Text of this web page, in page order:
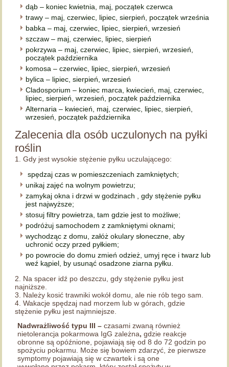
dąb – koniec kwietnia, maj, początek czerwca
trawy – maj, czerwiec, lipiec, sierpień, początek września
babka – maj, czerwiec, lipiec, sierpień, wrzesień
szczaw – maj, czerwiec, lipiec, sierpień
pokrzywa – maj, czerwiec, lipiec, sierpień, wrzesień,
początek października
komosa – czerwiec, lipiec, sierpień, wrzesień
bylica – lipiec, sierpień, wrzesień
Cladosporium – koniec marca, kwiecień, maj, czerwiec,
lipiec, sierpień, wrzesień, początek października
Alternaria – kwiecień, maj, czerwiec, lipiec, sierpień,
wrzesień, początek października
Zalecenia dla osób uczulonych na pyłki
roślin
1. Gdy jest wysokie stężenie pyłku uczulającego:
spędzaj czas w pomieszczeniach zamkniętych;
unikaj zajęć na wolnym powietrzu;
zamykaj okna i drzwi w godzinach , gdy stężenie pyłku
jest najwyższe;
stosuj filtry powietrza, tam gdzie jest to możliwe;
podróżuj samochodem z zamkniętymi oknami;
wychodząc z domu, załóż okulary słoneczne, aby
uchronić oczy przed pyłkiem;
po powrocie do domu zmień odzież, umyj ręce i twarz lub
weź kąpiel, by usunąć osadzone ziarna pyłku.
2. Na spacer idź po deszczu, gdy stężenie pyłku jest
najniższe.
3. Należy kosić trawniki wokół domu, ale nie rób tego sam.
4. Wakacje spędzaj nad morzem lub w górach, gdzie
stężenie pyłku jest najmniejsze.
Nadwrażliwość typu III – czasami zwaną również
nietolerancja pokarmowa IgG zależna, gdzie reakcje
obronne są opóźnione, pojawiają się od 8 do 72 godzin po
spożyciu pokarmu. Może się bowiem zdarzyć, że pierwsze
symptomy pojawiają się w czwartek i są one